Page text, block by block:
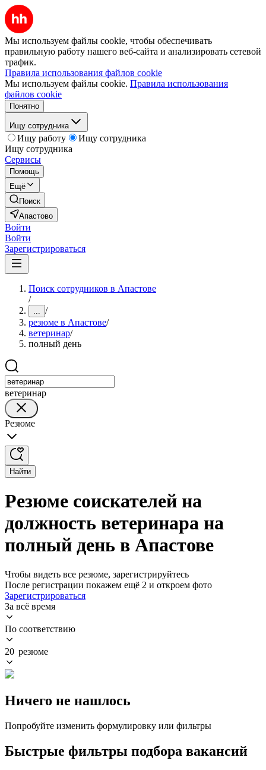
Мы используем файлы cookie, чтобы обеспечивать
правильную работу нашего веб-сайта и анализировать сетевой
трафик.
Правила использования файлов cookie
Мы используем файлы cookie. Правила использования
файлов cookie
Понятно
Ищу сотрудника
Ищу работу
Ищу сотрудника
Ищу сотрудника
Сервисы
Помощь
Ещё
Поиск
Апастово
Войти
Войти
Зарегистрироваться
Поиск сотрудников в Апастове
/
... /
резюме в Апастове/
ветеринар/
полный день
ветеринар
Резюме
Найти
Резюме соискателей на
должность ветеринара на
полный день в Апастове
Чтобы видеть все резюме, зарегистрируйтесь
После регистрации покажем ещё 2 и откроем фото
Зарегистрироваться
За всё время
По соответствию
20 резюме
Ничего не нашлось
Попробуйте изменить формулировку или фильтры
Быстрые фильтры подбора вакансий